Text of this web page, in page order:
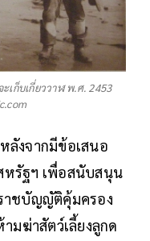
เก็บเกี่ยววาฬ พ.ศ. 2453
ลังจากมีข้อเสนอ
หรัฐฯ เพื่อสนับสนุน
าชบัญญัติคุ้มครอง
มฆ่าสัตว์เลี้ยงลูกด